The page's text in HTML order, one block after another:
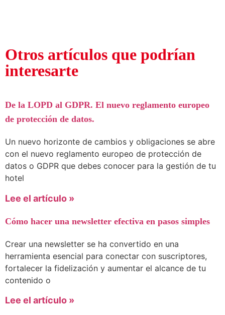
Otros artículos que podrían
interesarte
De la LOPD al GDPR. El nuevo reglamento europeo
de protección de datos.
Un nuevo horizonte de cambios y obligaciones se abre
con el nuevo reglamento europeo de protección de
datos o GDPR que debes conocer para la gestión de tu
hotel
Lee el artículo »
Cómo hacer una newsletter efectiva en pasos simples
Crear una newsletter se ha convertido en una
herramienta esencial para conectar con suscriptores,
fortalecer la fidelización y aumentar el alcance de tu
contenido o
Lee el artículo »